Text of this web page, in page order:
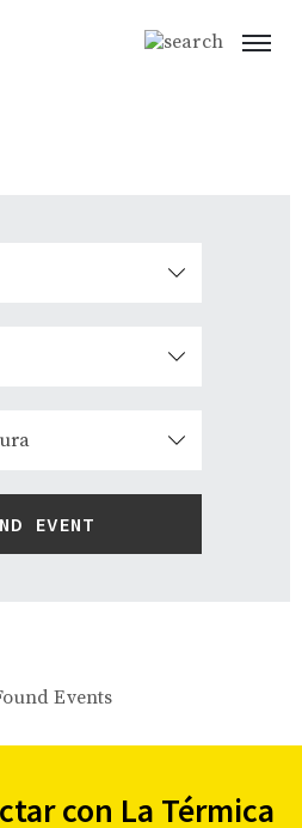
Events
con La Térmica